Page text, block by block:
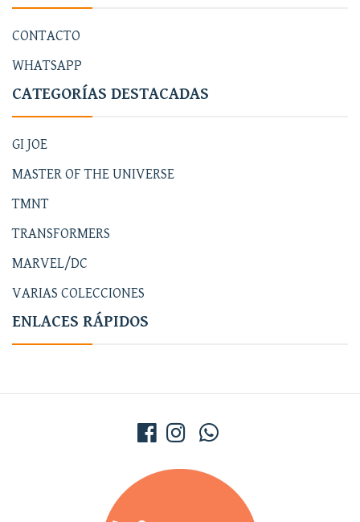
CONTACTO
WHATSAPP
CATEGORÍAS DESTACADAS
GI JOE
MASTER OF THE UNIVERSE
TMNT
TRANSFORMERS
MARVEL/DC
VARIAS COLECCIONES
ENLACES RÁPIDOS